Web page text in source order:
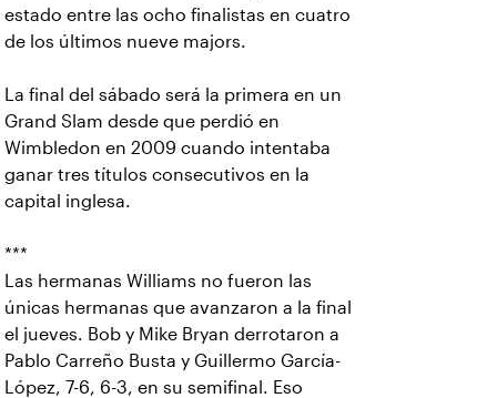
estado entre las ocho finalistas en cuatro
de los últimos nueve majors.
La final del sábado será la primera en un
Grand Slam desde que perdió en
Wimbledon en 2009 cuando intentaba
ganar tres títulos consecutivos en la
capital inglesa.
***
Las hermanas Williams no fueron las
únicas hermanas que avanzaron a la final
el jueves. Bob y Mike Bryan derrotaron a
Pablo Carreño Busta y Guillermo García-
López, 7-6, 6-3, en su semifinal. Eso